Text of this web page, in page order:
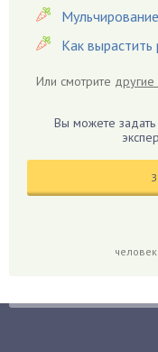
Гвоздики
Георгины
Гиацинт
Гладиолусы
Гранат
Мульчирование
Как вырастить
Или смотрите
Вы можете